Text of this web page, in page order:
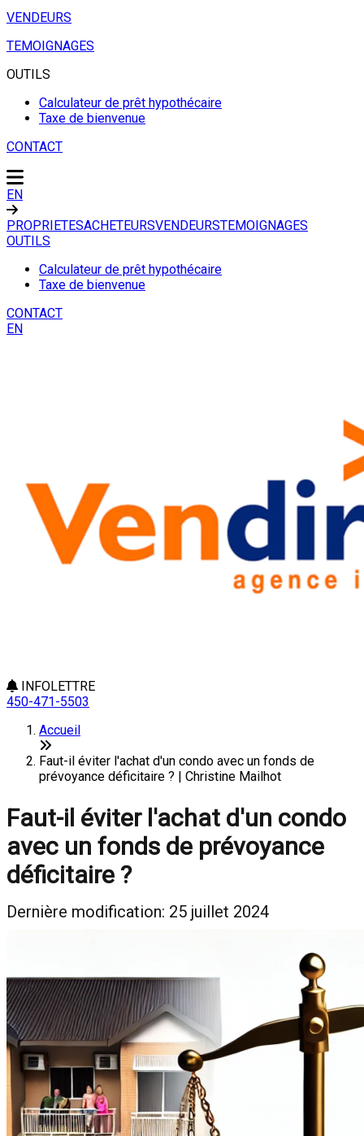
VENDEURS
TEMOIGNAGES
OUTILS
Calculateur de prêt hypothécaire
Taxe de bienvenue
CONTACT
EN
PROPRIETESACHETEURSVENDEURSTEMOIGNAGES
OUTILS
Calculateur de prêt hypothécaire
Taxe de bienvenue
CONTACT
EN
INFOLETTRE
450-471-5503
Accueil
Faut-il éviter l'achat d'un condo avec un fonds de
prévoyance déficitaire ? | Christine Mailhot
Faut-il éviter l'achat d'un condo
avec un fonds de prévoyance
déficitaire ?
Dernière modification: 25 juillet 2024